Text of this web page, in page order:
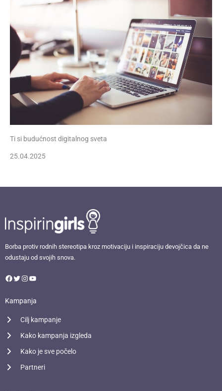
Ti si budućnost digitalnog sveta
25.04.2025
Borba protiv rodnih stereotipa kroz motivaciju i inspiraciju devojčica da ne
odustaju od svojih snova.
Kampanja
Cilj kampanje
Kako kampanja izgleda
Kako je sve počelo
Partneri